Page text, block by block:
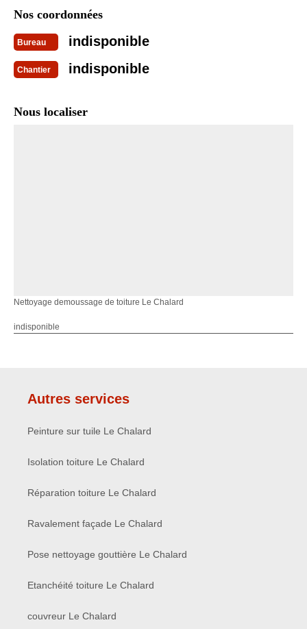
Nos coordonnées
Bureau indisponible
Chantier indisponible
Nous localiser
Nettoyage demoussage de toiture Le Chalard
indisponible
Autres services
Peinture sur tuile Le Chalard
Isolation toiture Le Chalard
Réparation toiture Le Chalard
Ravalement façade Le Chalard
Pose nettoyage gouttière Le Chalard
Etanchéité toiture Le Chalard
couvreur Le Chalard